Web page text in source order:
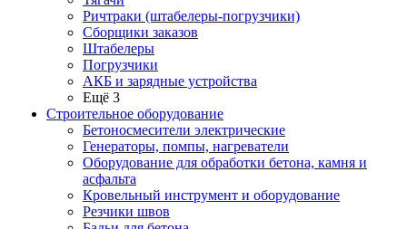
Ричтраки (штабелеры-погрузчики)
Сборщики заказов
Штабелеры
Погрузчики
АКБ и зарядные устройства
Ещё 3
Строительное оборудование
Бетоносмесители электрические
Генераторы, помпы, нагреватели
Оборудование для обработки бетона, камня и
асфальта
Кровельный инструмент и оборудование
Резчики швов